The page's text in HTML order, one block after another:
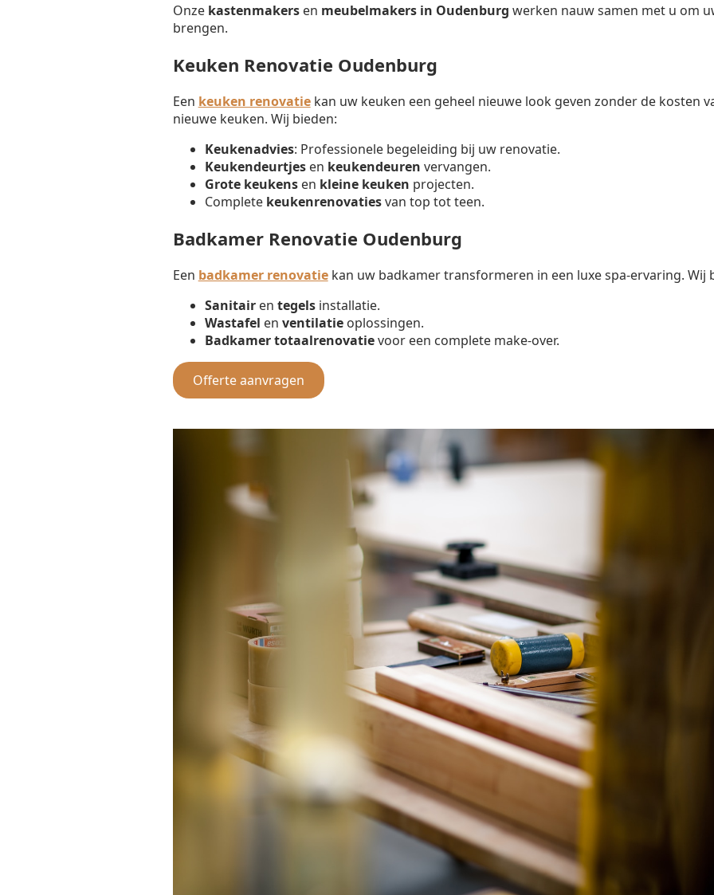
Onze kastenmakersen meubelmakers in Oudenburg werken nauw samen met u om
brengen.
Keuken Renovatie Oudenburg
Een keuken renovatiekan uw keuken een geheel nieuwe look geven zonder de kosten
nieuwe keuken. Wij bieden:
Keukenadvies: Professionele begeleiding bij uw renovatie.
Keukendeurtjesen keukendeuren vervangen.
Grote keukensen kleine keuken projecten.
Complete keukenrenovatiesvan top tot teen.
Badkamer Renovatie Oudenburg
Een badkamer renovatiekan uw badkamer transformeren in een luxe spa-ervaring. Wij
Sanitairen tegelsinstallatie.
Wastafel en ventilatieoplossingen.
Badkamer totaalrenovatievoor een complete make-over.
Offerte aanvragen